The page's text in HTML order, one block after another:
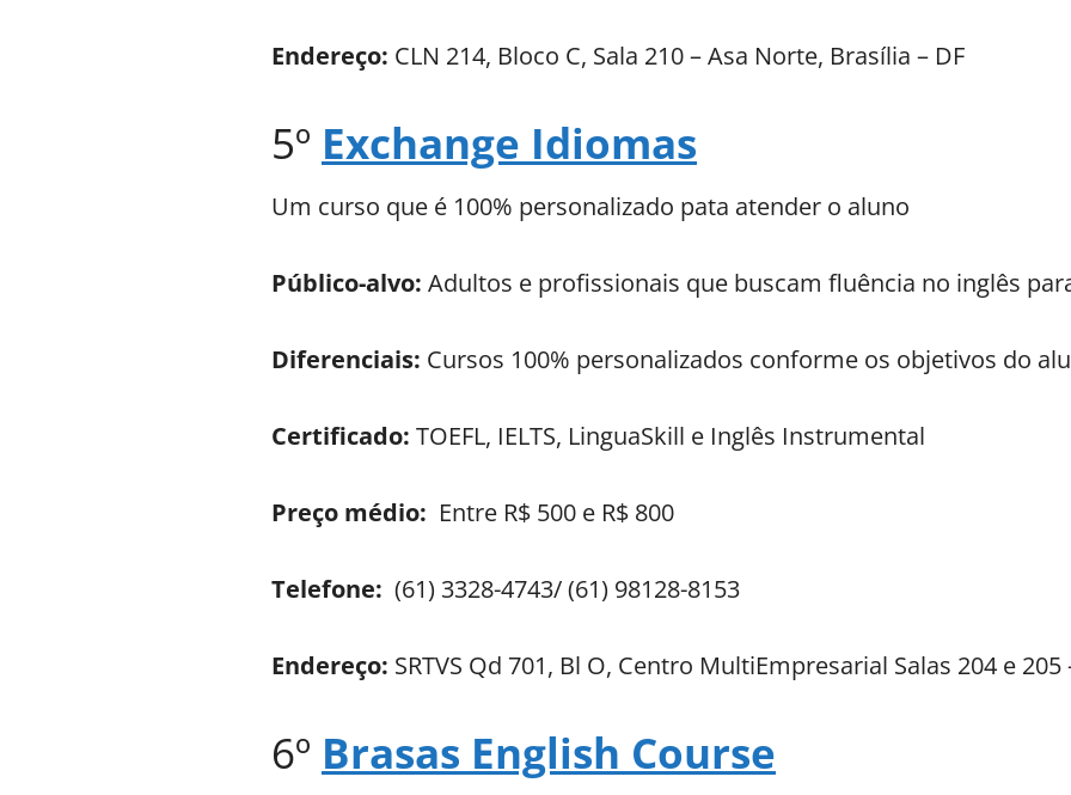
Endereço: CLN 214, Bloco C, Sala 210 – Asa Norte, Brasília – DF
5º Exchange Idiomas
Um curso que é 100% personalizado pata atender o aluno
Público-alvo: Adultos e profissionais que buscam fluência no inglês
Diferenciais: Cursos 100% personalizados conforme os objetivos do
Certificado: TOEFL, IELTS, LinguaSkill e Inglês Instrumental
Preço médio: Entre R$ 500 e R$ 800
Telefone: (61) 3328-4743/ (61) 98128-8153
Endereço: SRTVS Qd 701, Bl O, Centro MultiEmpresarial Salas 204 e 205
6º Brasas English Course